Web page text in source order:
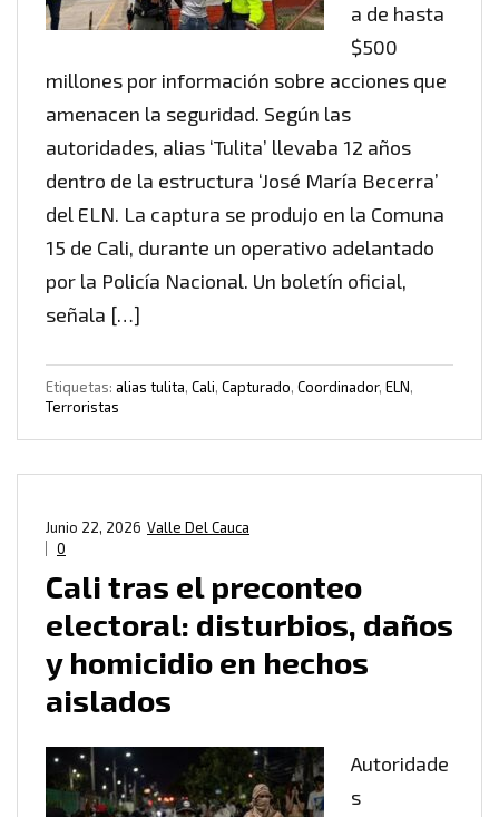
a de hasta
$500
millones por información sobre acciones que
amenacen la seguridad. Según las
autoridades, alias ‘Tulita’ llevaba 12 años
dentro de la estructura ‘José María Becerra’
del ELN. La captura se produjo en la Comuna
15 de Cali, durante un operativo adelantado
por la Policía Nacional. Un boletín oficial,
señala […]
Etiquetas: alias tulita, Cali, Capturado, Coordinador, ELN,
Terroristas
Valle Del Cauca
Junio 22, 2026
0
Cali tras el preconteo
electoral: disturbios, daños
y homicidio en hechos
aislados
Autoridade
s